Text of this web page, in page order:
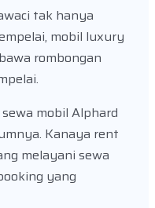
tak hanya
mobil luxury
rombongan
mobil Alphard
Kanaya rent
melayani sewa
yang